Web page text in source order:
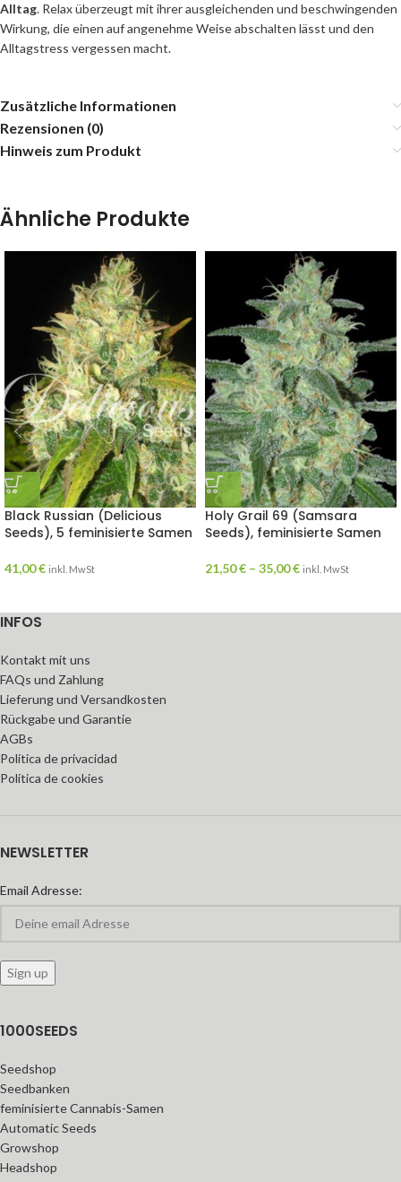
Alltag. Relax überzeugt mit ihrer ausgleichenden und beschwingenden
Wirkung, die einen auf angenehme Weise abschalten lässt und den
Alltagstress vergessen macht.
Zusätzliche Informationen
Rezensionen (0)
Hinweis zum Produkt
Ähnliche Produkte
Black Russian (Delicious
Seeds), 5 feminisierte Samen
41,00€ inkl. MwSt
Holy Grail 69 (Samsara
Seeds), feminisierte Samen
21,50€ – 35,00€ inkl. MwSt
INFOS
Kontakt mit uns
FAQs und Zahlung
Lieferung und Versandkosten
Rückgabe und Garantie
AGBs
Política de privacidad
Política de cookies
NEWSLETTER
Email Adresse:
1000SEEDS
Seedshop
Seedbanken
feminisierte Cannabis-Samen
Automatic Seeds
Growshop
Headshop